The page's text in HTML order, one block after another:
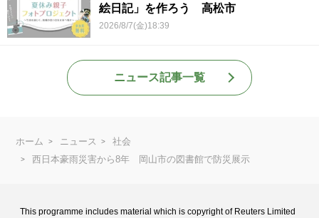
絵日記」を作ろう 高松市
2026/8/7(金)18:39
ニュース記事一覧
ホーム ニュース
社会
西日本豪雨災害から8年 岡山市の図書館で防災展示
This programme includes material which is copyright of Reuters Limited